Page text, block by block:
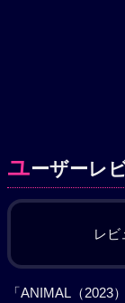
ユーザーレ
レビ
「ANIMAL（2023